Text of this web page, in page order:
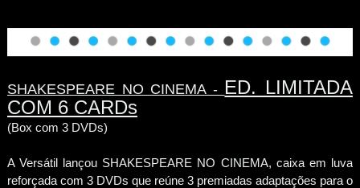
SHAKESPEARE NO CINEMA - ED. LIMITADA
COM 6 CARDs
(Box com 3 DVDs)
A Versátil lançou SHAKESPEARE NO CINEMA, caixa em luva
reforçada com 3 DVDs que reúne 3 premiadas adaptações para o